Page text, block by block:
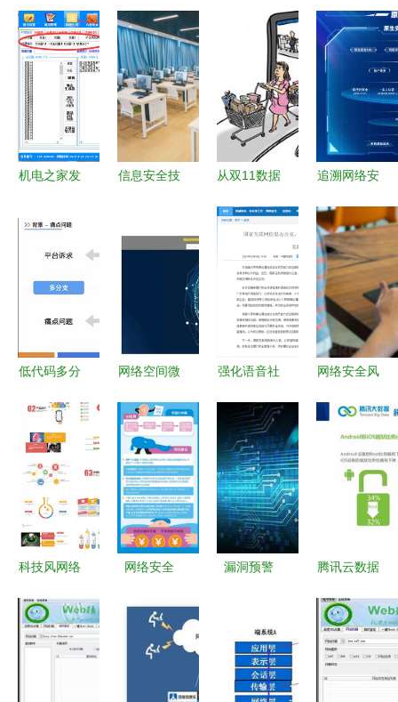
件行业分析
2020年政
府市场需求
驱动与技术
演进
络测试加速
器安卓最新
版v1.0.0免
费下载指南
全技术发展
及趋势分析
下载远程电
脑软件安卓
最新版
机电之家发
络信息安全
软件开发的
融合发展
信息安全技
从双11数据
与信息安全
软件开发
如何守护线
上购物狂欢
的'生命
线'？
追溯网络安
原生安全范
式框架v1.0
外滩大会正
式发布
低代码多分
的建设与实
践 保障网
络与信息安
全软件开发
的新路径
网络空间微
系统设计与
实现——基
于爬虫技术
的网络与信
息安全开发
实践
强化语音社
造技术安全
评估 构筑
网络与信息
安全防线
网络安全风
界达沃斯论
坛到
Chrome应
对策略的深
科技风网络
发PPT模板
下载——24
网络安全
人民安全的
基石——兼
漏洞预警
件存在高危
漏洞的通报
腾讯云数据
市场国货主
导，小米
2S活力依